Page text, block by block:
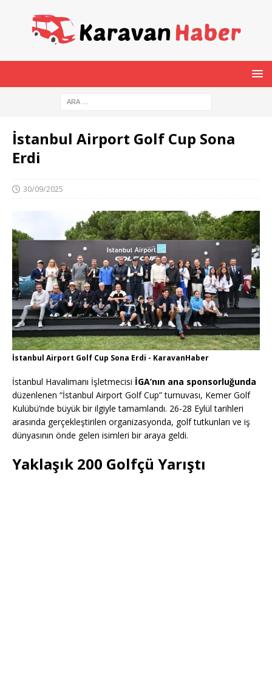
İstanbul Airport Golf Cup Sona
Erdi
30/09/2025
İstanbul Airport Golf Cup Sona Erdi - KaravanHaber
İstanbul Havalimanı İşletmecisi İGA’nın ana sponsorluğunda
düzenlenen “İstanbul Airport Golf Cup” turnuvası, Kemer Golf
Kulübü’nde büyük bir ilgiyle tamamlandı. 26-28 Eylül tarihleri
arasında gerçekleştirilen organizasyonda, golf tutkunları ve iş
dünyasının önde gelen isimleri bir araya geldi.
Yaklaşık 200 Golfçü Yarıştı